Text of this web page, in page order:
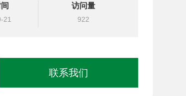
压元件
21
访问量
922
联系我们